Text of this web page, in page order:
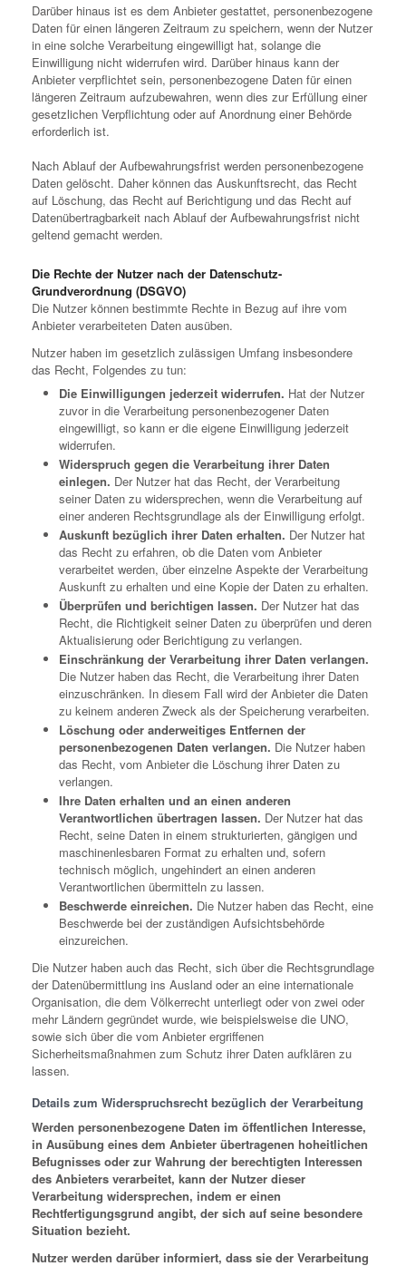
Darüber hinaus ist es dem Anbieter gestattet, personenbezogene
Daten für einen längeren Zeitraum zu speichern, wenn der Nutzer
in eine solche Verarbeitung eingewilligt hat, solange die
Einwilligung nicht widerrufen wird. Darüber hinaus kann der
Anbieter verpflichtet sein, personenbezogene Daten für einen
längeren Zeitraum aufzubewahren, wenn dies zur Erfüllung einer
gesetzlichen Verpflichtung oder auf Anordnung einer Behörde
erforderlich ist.
Nach Ablauf der Aufbewahrungsfrist werden personenbezogene
Daten gelöscht. Daher können das Auskunftsrecht, das Recht
auf Löschung, das Recht auf Berichtigung und das Recht auf
Datenübertragbarkeit nach Ablauf der Aufbewahrungsfrist nicht
geltend gemacht werden.
Die Rechte der Nutzer nach der Datenschutz-
Grundverordnung (DSGVO)
Die Nutzer können bestimmte Rechte in Bezug auf ihre vom
Anbieter verarbeiteten Daten ausüben.
Nutzer haben im gesetzlich zulässigen Umfang insbesondere
das Recht, Folgendes zu tun:
Die Einwilligungen jederzeit widerrufen. Hat der Nutzer
zuvor in die Verarbeitung personenbezogener Daten
eingewilligt, so kann er die eigene Einwilligung jederzeit
widerrufen.
Widerspruch gegen die Verarbeitung ihrer Daten
einlegen. Der Nutzer hat das Recht, der Verarbeitung
seiner Daten zu widersprechen, wenn die Verarbeitung auf
einer anderen Rechtsgrundlage als der Einwilligung erfolgt.
Auskunft bezüglich ihrer Daten erhalten. Der Nutzer hat
das Recht zu erfahren, ob die Daten vom Anbieter
verarbeitet werden, über einzelne Aspekte der Verarbeitung
Auskunft zu erhalten und eine Kopie der Daten zu erhalten.
Überprüfen und berichtigen lassen. Der Nutzer hat das
Recht, die Richtigkeit seiner Daten zu überprüfen und deren
Aktualisierung oder Berichtigung zu verlangen.
Einschränkung der Verarbeitung ihrer Daten verlangen.
Die Nutzer haben das Recht, die Verarbeitung ihrer Daten
einzuschränken. In diesem Fall wird der Anbieter die Daten
zu keinem anderen Zweck als der Speicherung verarbeiten.
Löschung oder anderweitiges Entfernen der
personenbezogenen Daten verlangen. Die Nutzer haben
das Recht, vom Anbieter die Löschung ihrer Daten zu
verlangen.
Ihre Daten erhalten und an einen anderen
Verantwortlichen übertragen lassen. Der Nutzer hat das
Recht, seine Daten in einem strukturierten, gängigen und
maschinenlesbaren Format zu erhalten und, sofern
technisch möglich, ungehindert an einen anderen
Verantwortlichen übermitteln zu lassen.
Beschwerde einreichen. Die Nutzer haben das Recht, eine
Beschwerde bei der zuständigen Aufsichtsbehörde
einzureichen.
Die Nutzer haben auch das Recht, sich über die Rechtsgrundlage
der Datenübermittlung ins Ausland oder an eine internationale
Organisation, die dem Völkerrecht unterliegt oder von zwei oder
mehr Ländern gegründet wurde, wie beispielsweise die UNO,
sowie sich über die vom Anbieter ergriffenen
Sicherheitsmaßnahmen zum Schutz ihrer Daten aufklären zu
lassen.
Details zum Widerspruchsrecht bezüglich der Verarbeitung
Werden personenbezogene Daten im öffentlichen Interesse,
in Ausübung eines dem Anbieter übertragenen hoheitlichen
Befugnisses oder zur Wahrung der berechtigten Interessen
des Anbieters verarbeitet, kann der Nutzer dieser
Verarbeitung widersprechen, indem er einen
Rechtfertigungsgrund angibt, der sich auf seine besondere
Situation bezieht.
Nutzer werden darüber informiert, dass sie der Verarbeitung